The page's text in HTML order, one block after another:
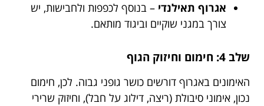
אגרוף תאילנדי – בנוסף לכפפות ולחבישות, יש
צורך במגני שוקיים וביגוד מותאם.
שלב 4: חימום וחיזוק הגוף
האימונים באגרוף דורשים כושר גופני גבוה. לכן, חימום
נכון, אימוני סיבולת (ריצה, דילוג על חבל), וחיזוק שרירי